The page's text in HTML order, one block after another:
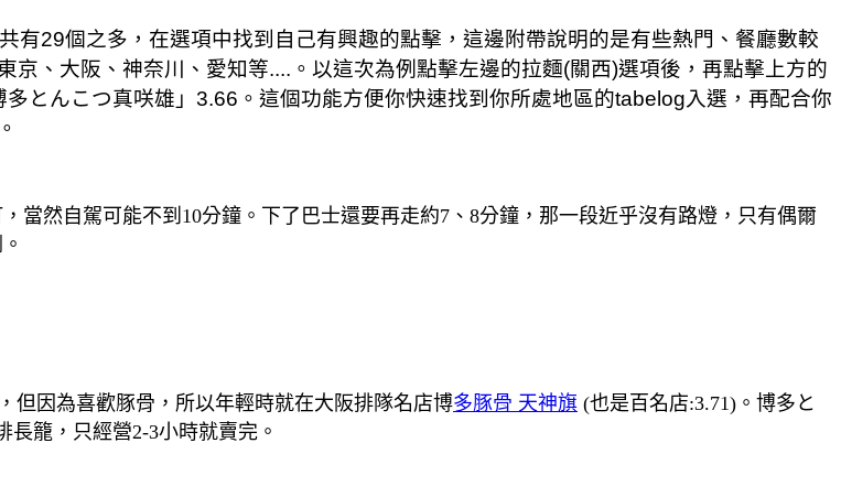
有29個之多，在選項中找到自己有興趣的點擊，這邊附帶說明的是有些熱門、餐廳數較
、大阪、神奈川、愛知等....。以這次為例點擊左邊的拉麵(關西)選項後，再點擊上方的
とんこつ真咲雄」3.66。這個功能方便你快速找到你所處地區的tabelog入選，再配合你
當然自駕可能不到10分鐘。下了巴士還要再走約7、8分鐘，那一段近乎沒有路燈，只有偶爾
但因為喜歡豚骨，所以年輕時就在大阪排隊名店博多豚骨 天神旗 (也是百名店:3.71)。博多と
長籠，只經營2-3小時就賣完。